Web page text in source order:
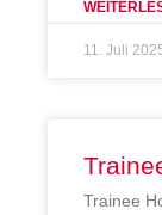
11. Juli
Trainee